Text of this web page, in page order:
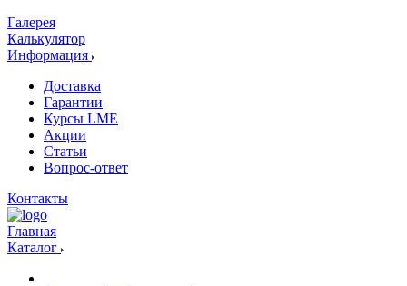
Галерея
Калькулятор
Информация
Доставка
Гарантии
Курсы LME
Акции
Статьи
Вопрос-ответ
Контакты
Главная
Каталог